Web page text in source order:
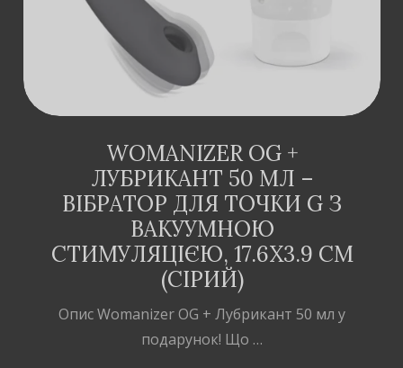
WOMANIZER OG +
ЛУБРИКАНТ 50 МЛ –
ВІБРАТОР ДЛЯ ТОЧКИ G З
ВАКУУМНОЮ
СТИМУЛЯЦІЄЮ, 17.6Х3.9 СМ
(СІРИЙ)
Опис Womanizer OG + Лубрикант 50 мл у
подарунок! Що …